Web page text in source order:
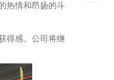
热情和昂扬的斗
得感。公司将继